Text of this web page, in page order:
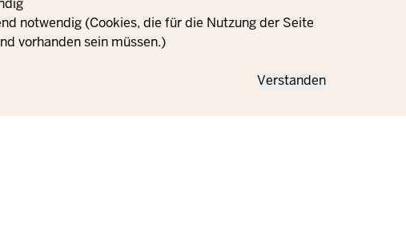
notwendig (Cookies, die für die Nutzung der Seite
vorhanden sein müssen.)
Verstanden